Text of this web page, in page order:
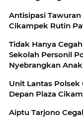
Antisipasi
Cikampek Rutin
Tidak Hanya
Sekolah Personil
Nyebrangkan Anak
Unit Lantas
Depan Plaza
Aiptu Tarjono